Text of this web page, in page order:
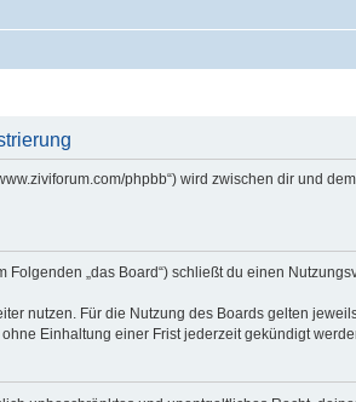
phpbb“) wird zwischen dir und
„das Board“) schließt du einen
nutzen. Für die Nutzung des Boards gelten
Einhaltung einer Frist jederzeit gekündigt